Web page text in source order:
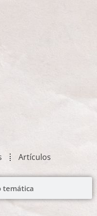
Artículos